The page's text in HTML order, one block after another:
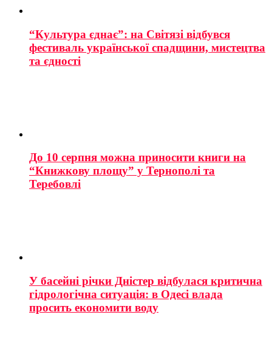
“Культура єднає”: на Світязі відбувся
фестиваль української спадщини, мистецтва
та єдності
До 10 серпня можна приносити книги на
“Книжкову площу” у Тернополі та
Теребовлі
У басейні річки Дністер відбулася критична
гідрологічна ситуація: в Одесі влада
просить економити воду